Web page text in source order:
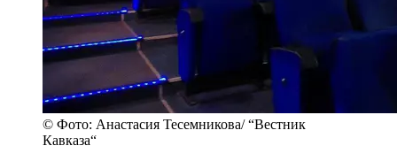
© Фото: Анастасия Тесемникова/ “Вестник
Кавказа“